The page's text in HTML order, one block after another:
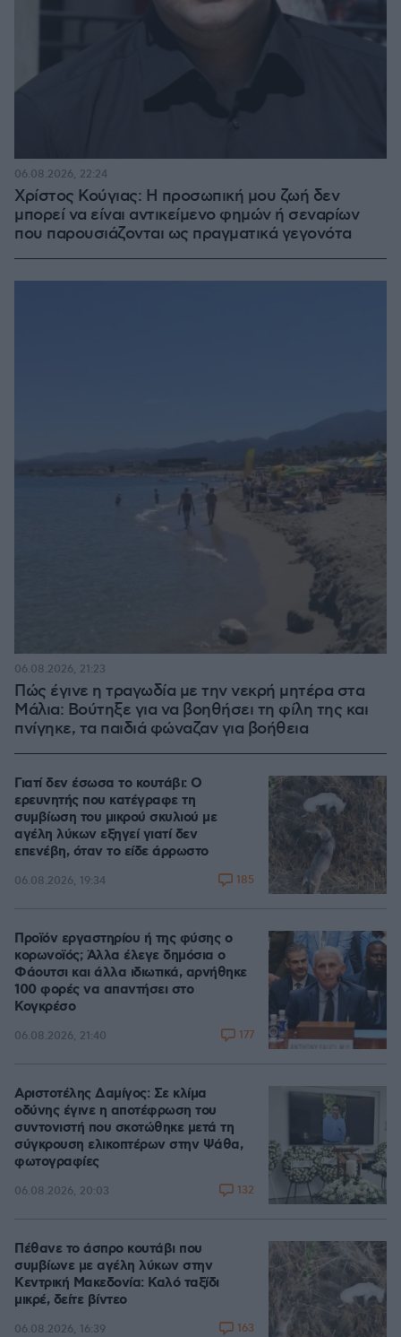
Χρίστος Κούγιας: Η προσωπική μου ζωή δεν
μπορεί να είναι αντικείμενο φημών ή σεναρίων
που παρουσιάζονται ως πραγματικά γεγονότα
06.08.2026, 22:24
Πώς έγινε η τραγωδία με την νεκρή μητέρα στα
Μάλια: Βούτηξε για να βοηθήσει τη φίλη της και
πνίγηκε, τα παιδιά φώναζαν για βοήθεια
06.08.2026, 21:23
Γιατί δεν έσωσα το κουτάβι: Ο
ερευνητής που κατέγραφε τη
συμβίωση του μικρού σκυλιού με
αγέλη λύκων εξηγεί γιατί δεν
επενέβη, όταν το είδε άρρωστο
06.08.2026, 19:34 185
Προϊόν εργαστηρίου ή της φύσης ο
κορωνοϊός; Άλλα έλεγε δημόσια ο
Φάουτσι και άλλα ιδιωτικά, αρνήθηκε
100 φορές να απαντήσει στο
Κογκρέσο
06.08.2026, 21:40 177
Αριστοτέλης Δαμίγος: Σε κλίμα
οδύνης έγινε η αποτέφρωση του
συντονιστή που σκοτώθηκε μετά τη
σύγκρουση ελικοπτέρων στην Ψάθα,
φωτογραφίες
06.08.2026, 20:03 132
Πέθανε το άσπρο κουτάβι που
συμβίωνε με αγέλη λύκων στην
Κεντρική Μακεδονία: Καλό ταξίδι
μικρέ, δείτε βίντεο
06.08.2026, 16:39 163